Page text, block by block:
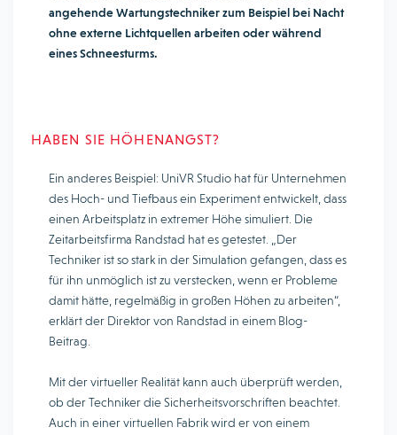
angehende Wartungstechniker zum Beispiel bei Nacht
ohne externe Lichtquellen arbeiten oder während
eines Schneesturms.
HABEN SIE HÖHENANGST?
Ein anderes Beispiel: UniVR Studio hat für Unternehmen
des Hoch- und Tiefbaus ein Experiment entwickelt, dass
einen Arbeitsplatz in extremer Höhe simuliert. Die
Zeitarbeitsfirma Randstad hat es getestet. „Der
Techniker ist so stark in der Simulation gefangen, dass es
für ihn unmöglich ist zu verstecken, wenn er Probleme
damit hätte, regelmäßig in großen Höhen zu arbeiten“,
erklärt der Direktor von Randstad in einem Blog-
Beitrag.
Mit der virtueller Realität kann auch überprüft werden,
ob der Techniker die Sicherheitsvorschriften beachtet.
Auch in einer virtuellen Fabrik wird er von einem